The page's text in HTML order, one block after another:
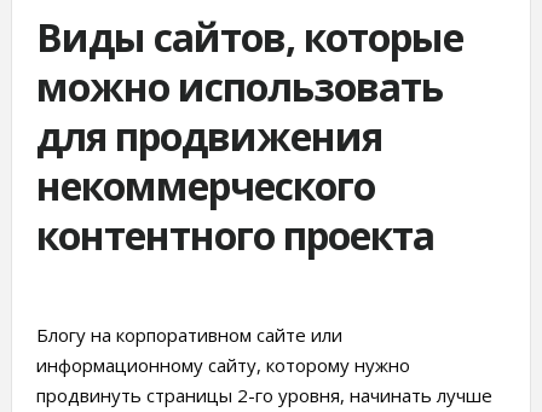
Виды сайтов, которые
можно использовать
для продвижения
некоммерческого
контентного проекта
Блогу на корпоративном сайте или
информационному сайту, которому нужно
продвинуть страницы 2-го уровня, начинать лучше